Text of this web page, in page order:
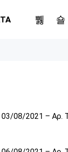
03/08/2021 – Αρ.